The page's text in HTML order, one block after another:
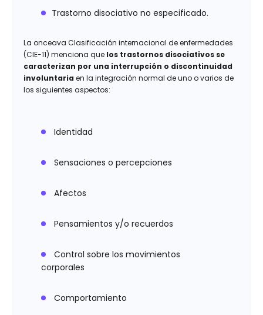
Trastorno disociativo no especificado.
La onceava Clasificación internacional de enfermedades
(CIE-11) menciona que los trastornos disociativos se
caracterizan por una interrupción o discontinuidad
involuntaria en la integración normal de uno o varios de
los siguientes aspectos:
Identidad
Sensaciones o percepciones
Afectos
Pensamientos y/o recuerdos
Control sobre los movimientos
corporales
Comportamiento